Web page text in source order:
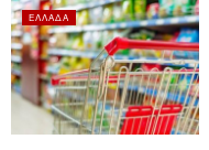
ΕΛΛΆΔΑ